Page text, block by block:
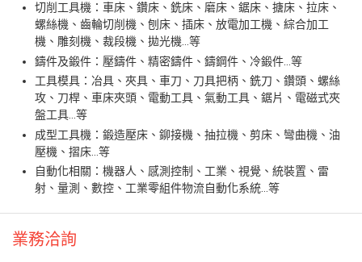
切削工具機：車床、鑽床、銑床、磨床、鋸床、搪床、拉床、
螺絲機、齒輪切削機、刨床、插床、放電加工機、綜合加工
機、雕刻機、裁段機、拋光機…等
鑄件及鍛件：壓鑄件、精密鑄件、鑄鋼件、冷鍛件…等
工具模具：冶具、夾具、車刀、刀具把柄、銑刀、鑽頭、螺絲
攻、刀桿、車床夾頭、電動工具、氣動工具、鋸片、電磁式夾
盤工具…等
成型工具機：鍛造壓床、鉚接機、抽拉機、剪床、彎曲機、油
壓機、摺床…等
自動化相關：機器人、感測控制、工業、視覺、統裝置、雷
射、量測、數控、工業零組件物流自動化系統…等
業務洽詢